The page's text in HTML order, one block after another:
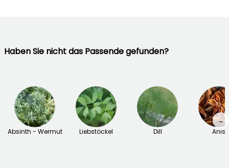
Haben Sie nicht das Passende gefunden?
Absinth - Wermut Liebstöckel Dill Anis
→